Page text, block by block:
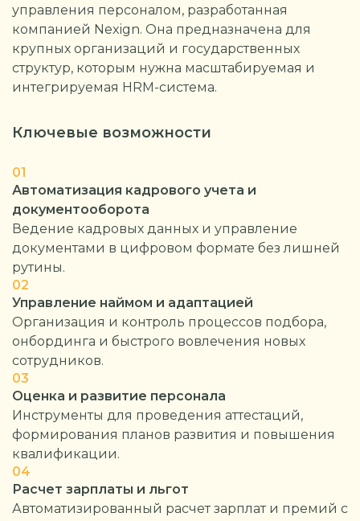
управления персоналом, разработанная
компанией Nexign. Она предназначена для
крупных организаций и государственных
структур, которым нужна масштабируемая и
интегрируемая HRM-система.
Ключевые возможности
01
Автоматизация кадрового учета и
документооборота
Ведение кадровых данных и управление
документами в цифровом формате без лишней
рутины.
02
Управление наймом и адаптацией
Организация и контроль процессов подбора,
онбординга и быстрого вовлечения новых
сотрудников.
03
Оценка и развитие персонала
Инструменты для проведения аттестаций,
формирования планов развития и повышения
квалификации.
04
Расчет зарплаты и льгот
Автоматизированный расчет зарплат и премий с